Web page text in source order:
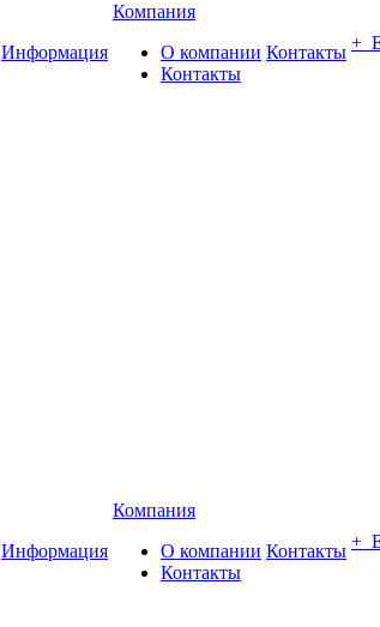
Информация
Компания
О компании
Контакты
Контакты +
Информация
Компания
О компании
Контакты
Контакты +